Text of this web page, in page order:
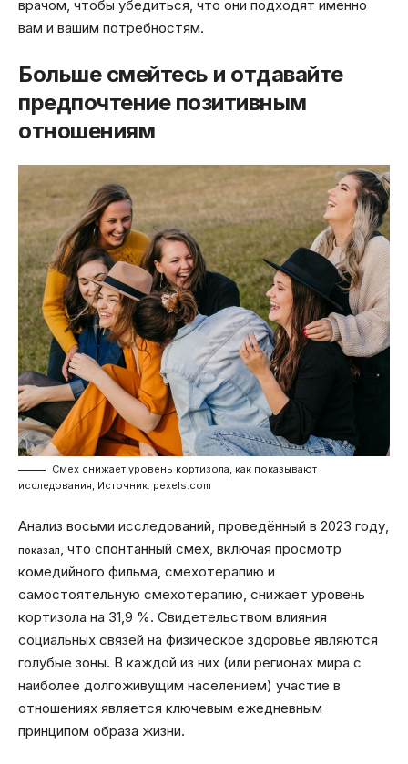
врачом, чтобы убедиться, что они подходят именно
вам и вашим потребностям.
Больше смейтесь и отдавайте
предпочтение позитивным
отношениям
Смех снижает уровень кортизола, как показывают
исследования, Источник: pexels.com
Анализ восьми исследований, проведённый в 2023 году,
показал
, что спонтанный смех, включая просмотр
комедийного фильма, смехотерапию и
самостоятельную смехотерапию, снижает уровень
кортизола на 31,9 %. Свидетельством влияния
социальных связей на физическое здоровье являются
голубые зоны. В каждой из них (или регионах мира с
наиболее долгоживущим населением) участие в
отношениях является ключевым ежедневным
принципом образа жизни.